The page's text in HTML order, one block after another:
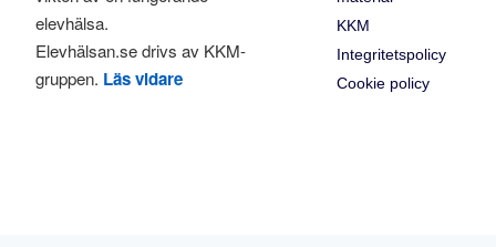
elevhälsa.
Elevhälsan.se drivs av KKM-
gruppen. Läs vidare
KKM
Integritetspolicy
Cookie policy